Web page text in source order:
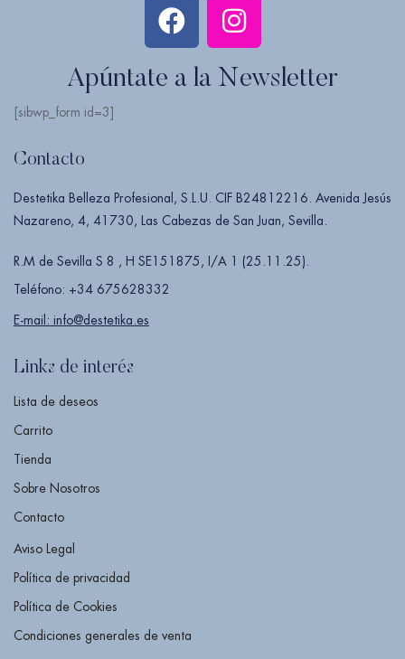
Apúntate a la Newsletter
[sibwp_form id=3]
Contacto
Destetika Belleza Profesional, S.L.U. CIF B24812216. Avenida Jesús
Nazareno, 4, 41730, Las Cabezas de San Juan, Sevilla.
R.M de Sevilla S 8 , H SE151875, I/A 1 (25.11.25).
Teléfono: +34 675628332
E-mail: info@destetika.es
Links de interés
Lista de deseos
Carrito
Tienda
Sobre Nosotros
Contacto
Aviso Legal
Política de privacidad
Política de Cookies
Condiciones generales de venta